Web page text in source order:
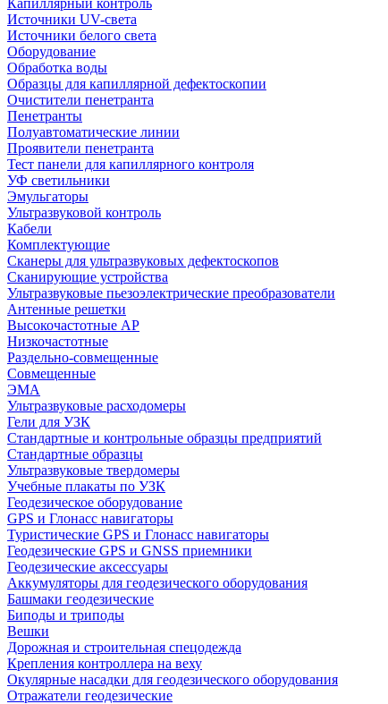
Капиллярный контроль
Источники UV-света
Источники белого света
Оборудование
Обработка воды
Образцы для капиллярной дефектоскопии
Очистители пенетранта
Пенетранты
Полуавтоматические линии
Проявители пенетранта
Тест панели для капиллярного контроля
УФ светильники
Эмульгаторы
Ультразвуковой контроль
Кабели
Комплектующие
Сканеры для ультразвуковых дефектоскопов
Сканирующие устройства
Ультразвуковые пьезоэлектрические преобразователи
Антенные решетки
Высокочастотные АР
Низкочастотные
Раздельно-совмещенные
Совмещенные
ЭМА
Ультразвуковые расходомеры
Гели для УЗК
Стандартные и контрольные образцы предприятий
Стандартные образцы
Ультразвуковые твердомеры
Учебные плакаты по УЗК
Геодезическое оборудование
GPS и Глонасс навигаторы
Туристические GPS и Глонасс навигаторы
Геодезические GPS и GNSS приемники
Геодезические аксессуары
Аккумуляторы для геодезического оборудования
Башмаки геодезические
Биподы и триподы
Вешки
Дорожная и строительная спецодежда
Крепления контроллера на веху
Окулярные насадки для геодезического оборудования
Отражатели геодезические